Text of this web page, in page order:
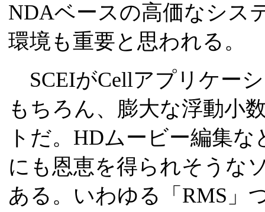
NDAベースの高価なシス
環境も重要と思われる。
SCEIがCellアプリケー
もちろん、膨大な浮動小
トだ。HDムービー編集
にも恩恵を得られそうな
ある。いわゆる「RMS」